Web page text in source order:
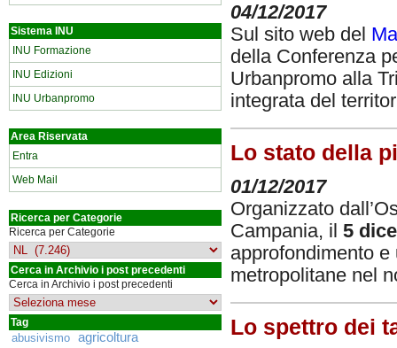
Sistema INU
INU Formazione
INU Edizioni
INU Urbanpromo
Area Riservata
Entra
Web Mail
Ricerca per Categorie
Ricerca per Categorie
Cerca in Archivio i post precedenti
Cerca in Archivio i post precedenti
Tag
abusivismo agricoltura
04/12/2017
Sul sito web del
della Conferenza
Urbanpromo alla
integrata del
Lo stato della
01/12/2017
Organizzato
Campania, il 5
approfondimento
metropolitane nel
Lo spettro dei